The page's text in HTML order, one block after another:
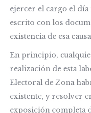
ejercer el cargo el
escrito con los
existencia de esa
En principio,
realización de esta
Electoral de Zona
existente, y resolver
exposición completa